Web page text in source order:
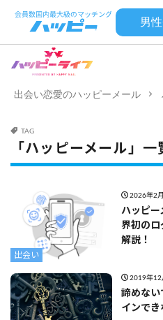
男
出会い恋愛のハッピーメール
TAG
「ハッピーメール」一
出会い
2026年2
ハッピー
界初のロ
解説！
2019年12
諦めない
インでき